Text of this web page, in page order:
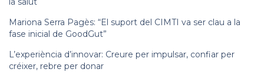
Mariona Serra Pagès: “El suport del CIMTI va ser clau a la
fase inicial de GoodGut”
L’experiència d’innovar: Creure per impulsar, confiar per
créixer, rebre per donar